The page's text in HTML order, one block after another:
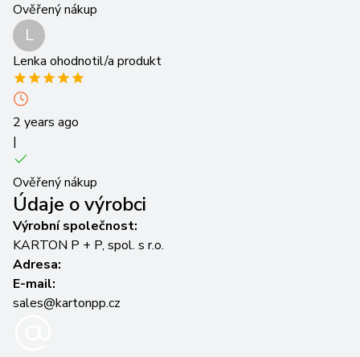
Ověřený nákup
L
Lenka ohodnotil/a produkt
2 years ago
|
Ověřený nákup
Údaje o výrobci
Výrobní společnost:
KARTON P + P, spol. s r.o.
Adresa:
E-mail:
sales@kartonpp.cz